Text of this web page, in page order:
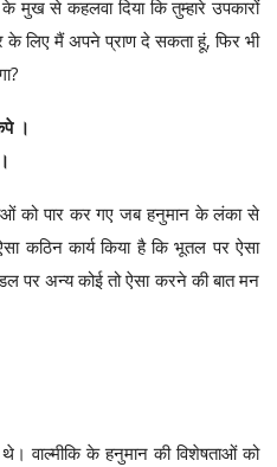
मुख से कहलवा दिया कि तुम्हारे उपकारों
लिए मैं अपने प्राण दे सकता हूं, फिर भी
।
को पार कर गए जब हनुमान के लंका से
कठिन कार्य किया है कि भूतल पर ऐसा
पर अन्य कोई तो ऐसा करने की बात मन
वाल्मीकि के हनुमान की विशेषताओं को